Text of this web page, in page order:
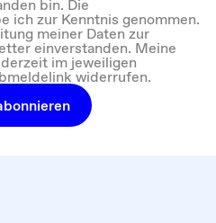
bin. Die
ich zur Kenntnis genommen.
meiner Daten zur
einverstanden. Meine
im jeweiligen
widerrufen.